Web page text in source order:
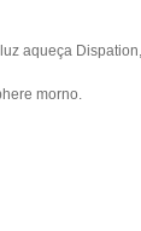
aqueça
morno.